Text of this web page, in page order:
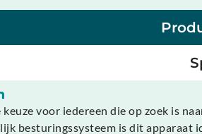
voor iedereen die op zoek is
besturingssysteem is dit